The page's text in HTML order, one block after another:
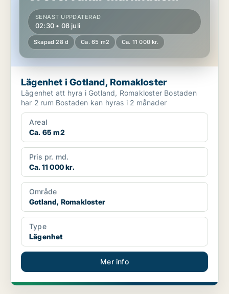
SENAST UPPDATERAD
02:30 • 08 juli
Skapad 28 d Ca. 65 m2 Ca. 11 000 kr.
Lägenhet i Gotland, Romakloster
Lägenhet att hyra i Gotland, Romakloster Bostaden
har 2 rum Bostaden kan hyras i 2 månader
Areal
Ca. 65 m2
Pris pr. md.
Ca. 11 000 kr.
Område
Gotland, Romakloster
Type
Lägenhet
Mer info